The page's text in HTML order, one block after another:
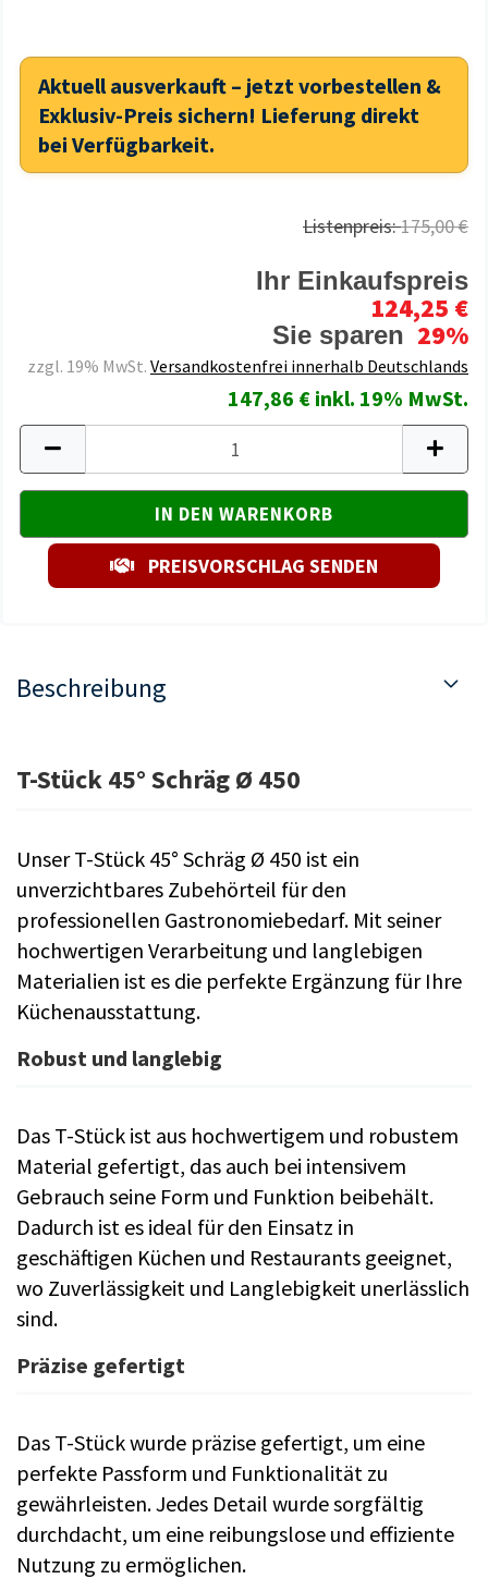
Aktuell ausverkauft – jetzt vorbestellen &
Exklusiv-Preis sichern! Lieferung direkt
bei Verfügbarkeit.
Listenpreis:175,00 €
Ihr Einkaufspreis
124,25 €
Sie sparen 29%
zzgl. 19% MwSt. Versandkostenfrei innerhalb Deutschlands
147,86 € inkl. 19% MwSt.
PREISVORSCHLAG SENDEN
Beschreibung
T-Stück 45° Schräg Ø 450
Unser T-Stück 45° Schräg Ø 450 ist ein
unverzichtbares Zubehörteil für den
professionellen Gastronomiebedarf. Mit seiner
hochwertigen Verarbeitung und langlebigen
Materialien ist es die perfekte Ergänzung für Ihre
Küchenausstattung.
Robust und langlebig
Das T-Stück ist aus hochwertigem und robustem
Material gefertigt, das auch bei intensivem
Gebrauch seine Form und Funktion beibehält.
Dadurch ist es ideal für den Einsatz in
geschäftigen Küchen und Restaurants geeignet,
wo Zuverlässigkeit und Langlebigkeit unerlässlich
sind.
Präzise gefertigt
Das T-Stück wurde präzise gefertigt, um eine
perfekte Passform und Funktionalität zu
gewährleisten. Jedes Detail wurde sorgfältig
durchdacht, um eine reibungslose und effiziente
Nutzung zu ermöglichen.